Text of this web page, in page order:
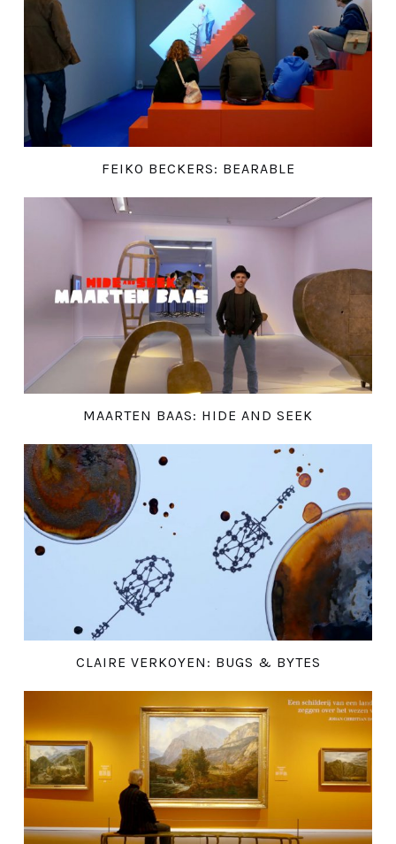
FEIKO BECKERS: BEARABLE
MAARTEN BAAS: HIDE AND SEEK
CLAIRE VERKOYEN: BUGS & BYTES